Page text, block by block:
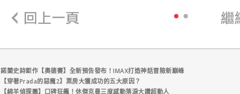
諾蘭史詩鉅作【奧德賽】全新預告發布！IMAX打造神話冒險新巔峰
【穿著Prada的惡魔2】票房大獲成功的五大原因？
【綿羊偵探團】口碑狂飆！休傑克曼三度感動落淚大讚超動人